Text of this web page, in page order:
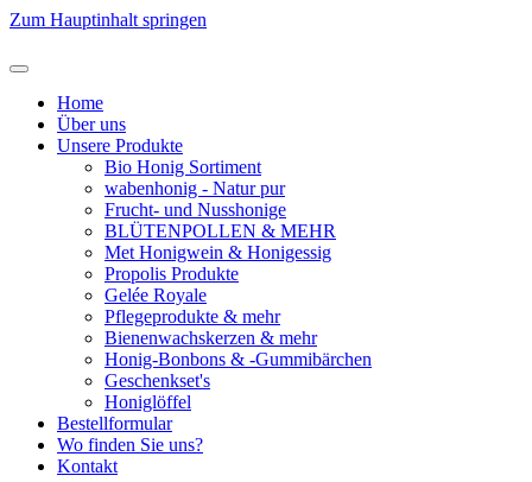
Zum Hauptinhalt springen
Home
Über uns
Unsere Produkte
Bio Honig Sortiment
wabenhonig - Natur pur
Frucht- und Nusshonige
BLÜTENPOLLEN & MEHR
Met Honigwein & Honigessig
Propolis Produkte
Gelée Royale
Pflegeprodukte & mehr
Bienenwachskerzen & mehr
Honig-Bonbons & -Gummibärchen
Geschenkset's
Honiglöffel
Bestellformular
Wo finden Sie uns?
Kontakt